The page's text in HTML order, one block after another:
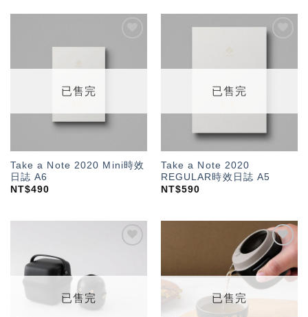
望輕
已售完
Take a Note 2020 Mini時效
日誌 A6
NT$490
望輕
已售完
Take a Note 2020
REGULAR時效日誌 A5
NT$590
望輕
已售完
加入
「願
望輕
單」
已售完